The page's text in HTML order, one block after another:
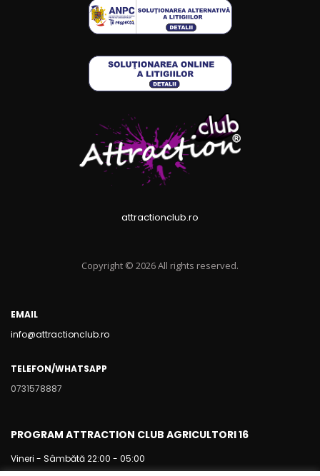
attractionclub.ro
Copyright © 2026 All rights reserved.
EMAIL
info@attractionclub.ro
TELEFON/WHATSAPP
0731578887
PROGRAM ATTRACTION CLUB AGRICULTORI 16
Vineri - Sâmbătă 22:00 - 05:00